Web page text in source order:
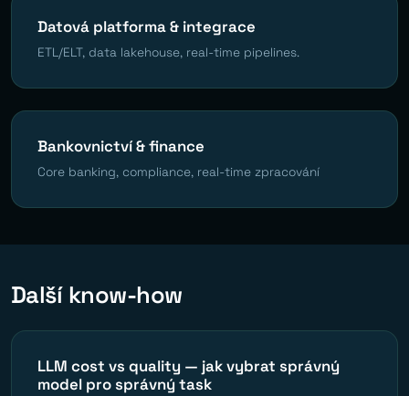
Datová platforma & integrace
ETL/ELT, data lakehouse, real-time pipelines.
Bankovnictví & finance
Core banking, compliance, real-time zpracování
Další know-how
LLM cost vs quality — jak vybrat správný
model pro správný task